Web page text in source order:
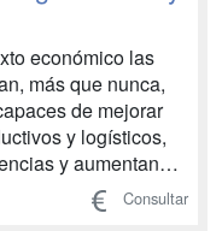
económico las
más que nunca,
de mejorar
y logísticos,
y aumentando
competitividad. La
y Logística
Consultar